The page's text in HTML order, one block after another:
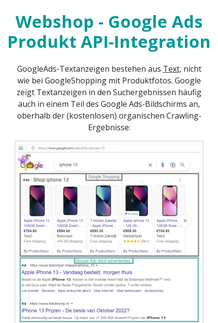
Webshop - Google Ads
Produkt API-Integration
GoogleAds-Textanzeigen bestehen aus Text, nicht
wie bei GoogleShopping mit Produktfotos. Google
zeigt Textanzeigen in den Suchergebnissen häufig
auch in einem Teil des Google Ads-Bildschirms an,
oberhalb der (kostenlosen) organischen Crawling-
Ergebnisse: